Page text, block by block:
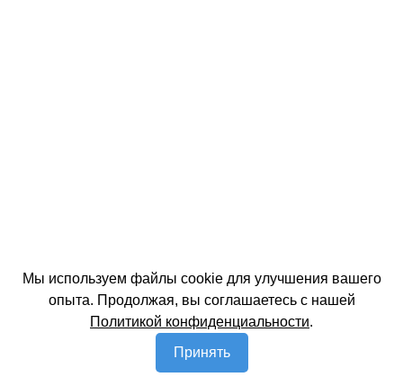
Мы используем файлы cookie для улучшения вашего
опыта. Продолжая, вы соглашаетесь с нашей
Политикой конфиденциальности.
Принять